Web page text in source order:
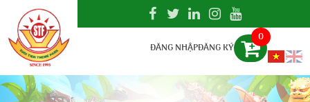
ĐĂNG NHẬPĐĂNG KÝ
0